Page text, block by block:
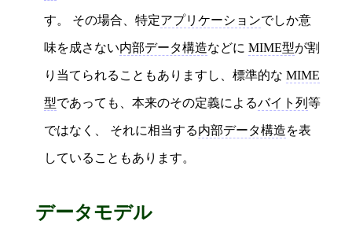
す。 その場合、特定アプリケーションでしか意
味を成さない内部データ構造などに MIME型が割
り当てられることもありますし、標準的な MIME
型であっても、本来のその定義によるバイト列 等
ではなく、 それに相当する内部データ構造を表
していることもあります。
データモデル